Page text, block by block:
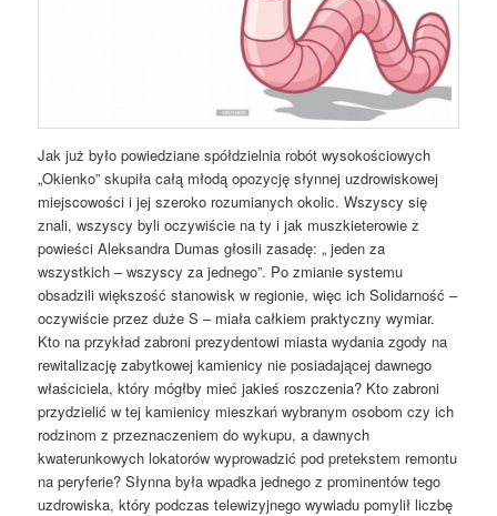
Jak już było powiedziane spółdzielnia robót wysokościowych
„Okienko” skupiła całą młodą opozycję słynnej uzdrowiskowej
miejscowości i jej szeroko rozumianych okolic. Wszyscy się
znali, wszyscy byli oczywiście na ty i jak muszkieterowie z
powieści Aleksandra Dumas głosili zasadę: „ jeden za
wszystkich – wszyscy za jednego”. Po zmianie systemu
obsadzili większość stanowisk w regionie, więc ich Solidarność –
oczywiście przez duże S – miała całkiem praktyczny wymiar.
Kto na przykład zabroni prezydentowi miasta wydania zgody na
rewitalizację zabytkowej kamienicy nie posiadającej dawnego
właściciela, który mógłby mieć jakieś roszczenia? Kto zabroni
przydzielić w tej kamienicy mieszkań wybranym osobom czy ich
rodzinom z przeznaczeniem do wykupu, a dawnych
kwaterunkowych lokatorów wyprowadzić pod pretekstem remontu
na peryferie? Słynna była wpadka jednego z prominentów tego
uzdrowiska, który podczas telewizyjnego wywiadu pomylił liczbę